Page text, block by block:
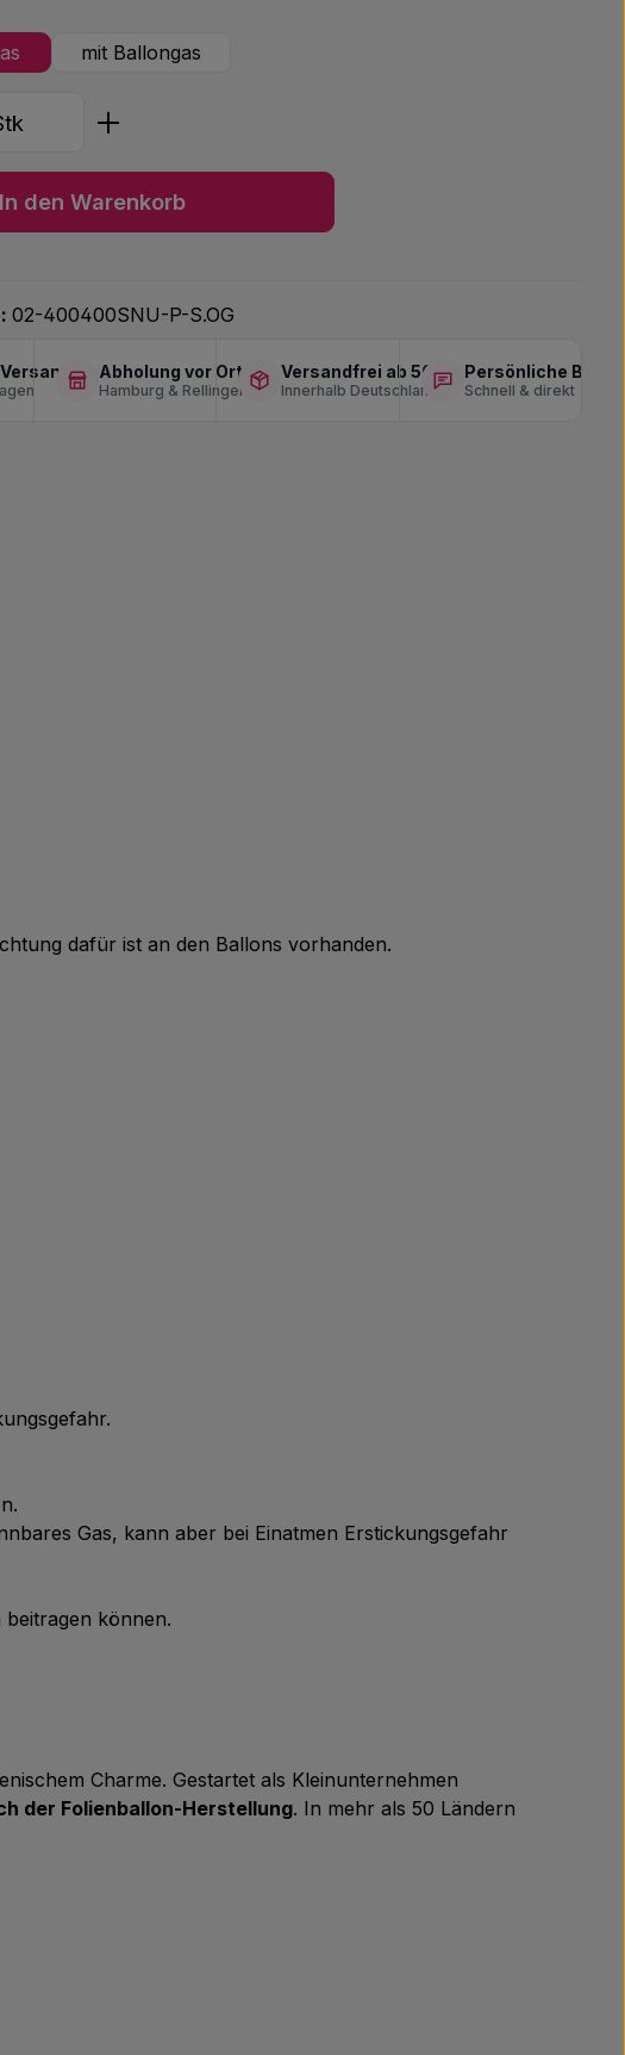
mit Ballongas
Gib den gewünschten Wert ein oder
In den Warenkorb
02-400400SNU-P-S.OG
Abholung vor Ort
Hamburg & Rellingen
Versandfrei ab 50 €
Innerhalb Deutschlands
Persönliche
Schnell & direkt
dafür ist an den Ballons vorhanden.
Gas, kann aber bei Einatmen Erstickungsgefahr
können.
Charme. Gestartet als Kleinunternehmen
der Folienballon-Herstellung. In mehr als 50 Ländern